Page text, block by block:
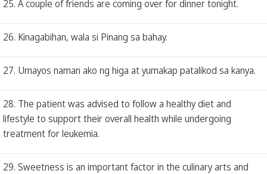
25. A couple of friends are coming over for dinner tonight.
26. Kinagabihan, wala si Pinang sa bahay.
27. Umayos naman ako ng higa at yumakap patalikod sa kanya.
28. The patient was advised to follow a healthy diet and
lifestyle to support their overall health while undergoing
treatment for leukemia.
29. Sweetness is an important factor in the culinary arts and